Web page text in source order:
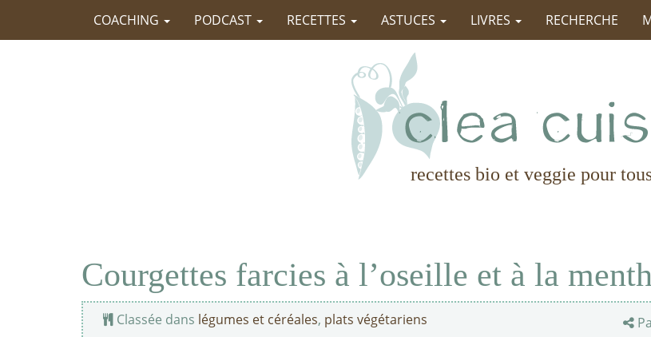
COACHING PODCAST RECETTES ASTUCES LIVRES RECHERCHE
recettes bio et veggie pour
Courgettes farcies à l’oseille et à la
Classée dans légumes et céréales, plats végétariens